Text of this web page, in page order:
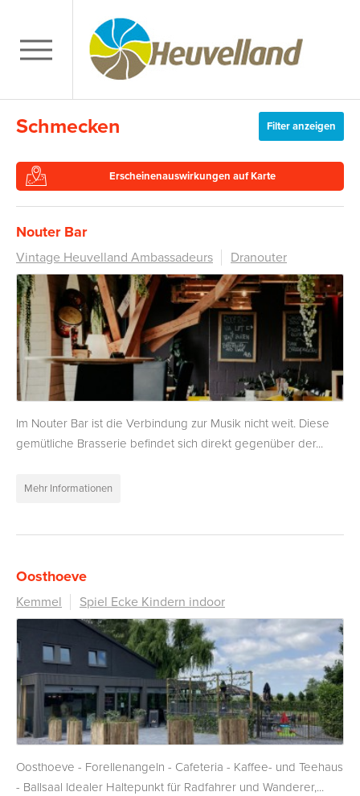
Schmecken
Erscheinenauswirkungen auf Karte
Filter anzeigen
Nouter Bar
Vintage Heuvelland Ambassadeurs Dranouter
Im Nouter Bar ist die Verbindung zur Musik nicht weit. Diese
gemütliche Brasserie befindet sich direkt gegenüber der...
Mehr Informationen
Oosthoeve
Kemmel Spiel Ecke Kindern indoor
Oosthoeve - Forellenangeln - Cafeteria - Kaffee- und Teehaus
- Ballsaal Idealer Haltepunkt für Radfahrer und Wanderer,...